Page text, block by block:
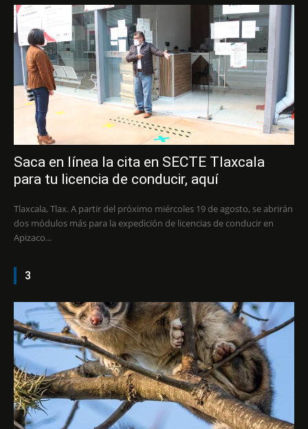
Saca en línea la cita en SECTE Tlaxcala
para tu licencia de conducir, aquí
Tlaxcala, Tlax. A partir del próximo miércoles 19 de agosto, se abrirán
dos módulos más para la expedición de licencias de conducir en
Apizaco...
3